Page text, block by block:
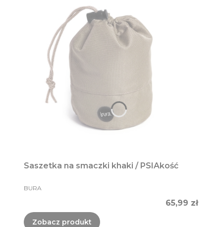
Saszetka na smaczki khaki / PSIAkość
PRODUCENT
BURA
Cena
65,99 zł
Zobacz produkt